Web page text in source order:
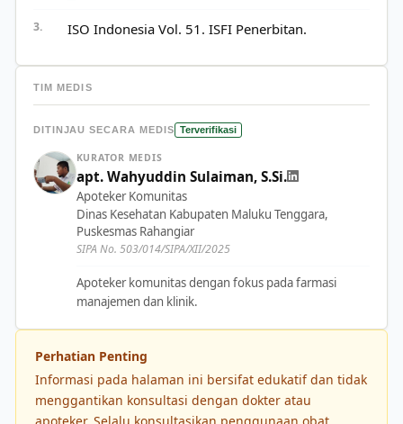
ISO Indonesia Vol. 51. ISFI Penerbitan.
TIM MEDIS
DITINJAU SECARA MEDIS Terverifikasi
KURATOR MEDIS
apt. Wahyuddin Sulaiman, S.Si.
Apoteker Komunitas
Dinas Kesehatan Kabupaten Maluku Tenggara,
Puskesmas Rahangiar
SIPA No. 503/014/SIPA/XII/2025
Apoteker komunitas dengan fokus pada farmasi
manajemen dan klinik.
Perhatian Penting
Informasi pada halaman ini bersifat edukatif dan tidak
menggantikan konsultasi dengan dokter atau